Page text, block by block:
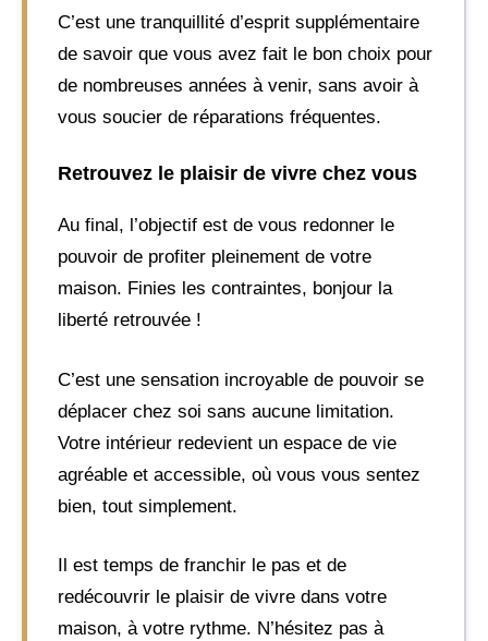
C’est une tranquillité d’esprit supplémentaire
de savoir que vous avez fait le bon choix pour
de nombreuses années à venir, sans avoir à
vous soucier de réparations fréquentes.
Retrouvez le plaisir de vivre chez vous
Au final, l’objectif est de vous redonner le
pouvoir de profiter pleinement de votre
maison. Finies les contraintes, bonjour la
liberté retrouvée !
C’est une sensation incroyable de pouvoir se
déplacer chez soi sans aucune limitation.
Votre intérieur redevient un espace de vie
agréable et accessible, où vous vous sentez
bien, tout simplement.
Il est temps de franchir le pas et de
redécouvrir le plaisir de vivre dans votre
maison, à votre rythme. N’hésitez pas à